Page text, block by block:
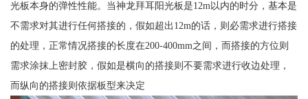
光板本身的弹性性能。当神龙拜耳阳光板是12m以内的时分，基本是
不需求对其进行任何搭接的，假如超出12m的话，则必需求进行搭接
的处理，正常情况搭接的长度在200-400mm之间，而搭接的方位则
需求涂抹上密封胶，假如是横向的搭接则不要需求进行收边处理，
而纵向的搭接则依据板型来决定